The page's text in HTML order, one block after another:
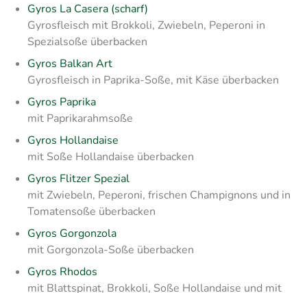
Gyros La Casera (scharf)
Gyrosfleisch mit Brokkoli, Zwiebeln, Peperoni in
Spezialsoße überbacken
Gyros Balkan Art
Gyrosfleisch in Paprika-Soße, mit Käse überbacken
Gyros Paprika
mit Paprikarahmsoße
Gyros Hollandaise
mit Soße Hollandaise überbacken
Gyros Flitzer Spezial
mit Zwiebeln, Peperoni, frischen Champignons und in
Tomatensoße überbacken
Gyros Gorgonzola
mit Gorgonzola-Soße überbacken
Gyros Rhodos
mit Blattspinat, Brokkoli, Soße Hollandaise und mit